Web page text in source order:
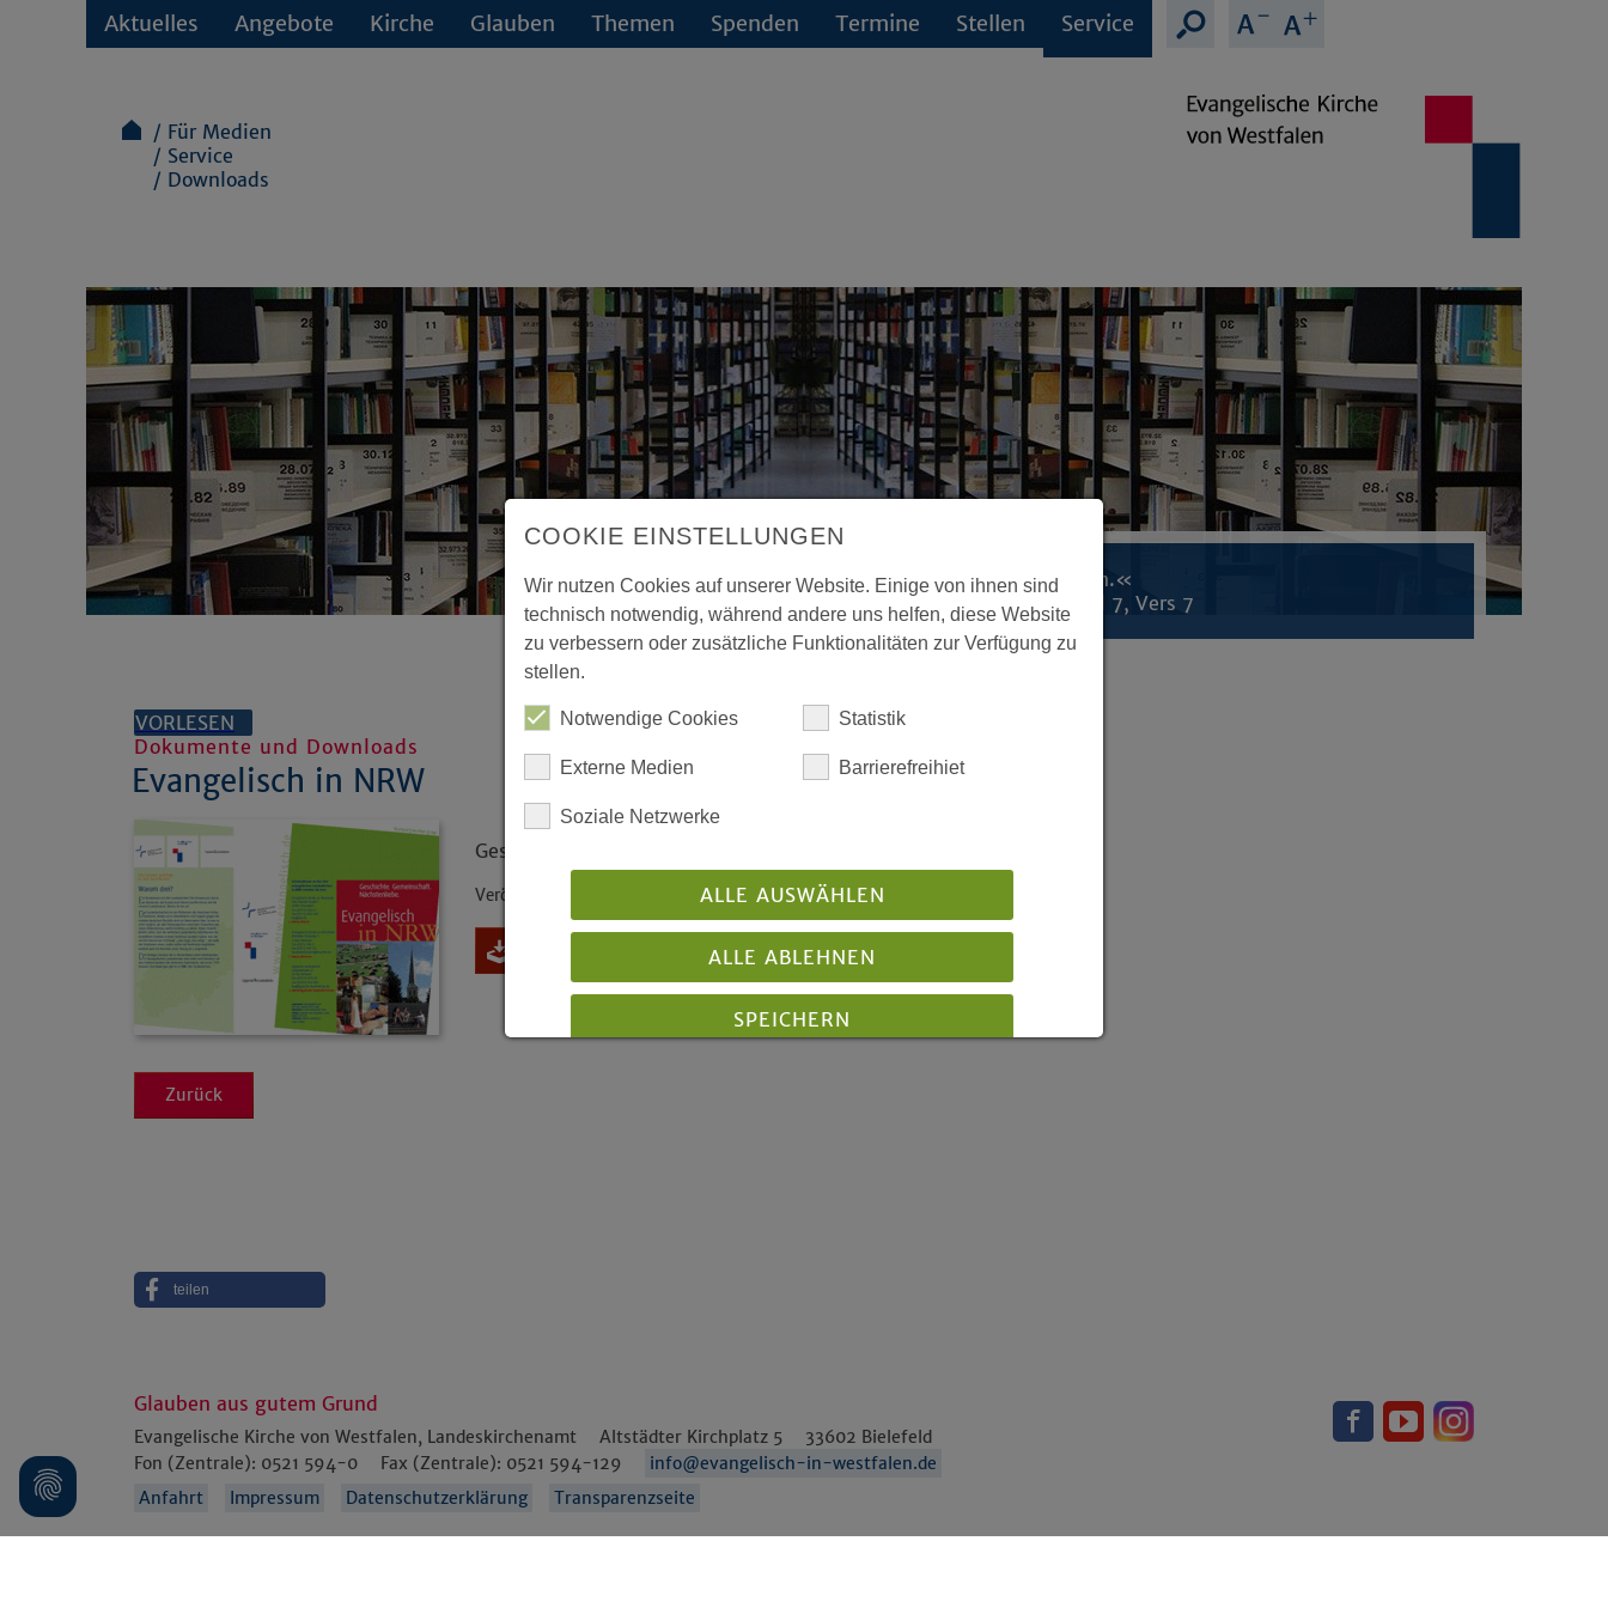
Aktuelles Angebote Kirche Glauben Themen Spenden Termine Stellen Service
Für Medien
Service
Downloads
»Suchet, so werdet ihr finden.«
Matthäusevangelium, Kapitel 7, Vers 7
VORLESEN
Dokumente und Downloads
Evangelisch in NRW
Geschichte, Gemeinschaft, Nächstenliebe
Veröffentlicht: 01/2015
Bestellen
Zurück
teilen
Glauben aus gutem Grund
Evangelische Kirche von Westfalen, Landeskirchenamt Altstädter Kirchplatz 5 33602 Bielefeld
Fon (Zentrale): 0521 594-0 Fax (Zentrale): 0521 594-129
info@evangelisch-in-westfalen.de
Anfahrt
Impressum Datenschutzerklärung Transparenzseite
COOKIE EINSTELLUNGEN
Wir nutzen Cookies auf unserer Website. Einige von ihnen sind
technisch notwendig, während andere uns helfen, diese Website
zu verbessern oder zusätzliche Funktionalitäten zur Verfügung zu
stellen.
Notwendige Cookies Statistik
Externe Medien Barrierefreihiet
Soziale Netzwerke
ALLE AUSWÄHLEN
ALLE ABLEHNEN
SPEICHERN